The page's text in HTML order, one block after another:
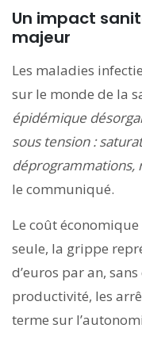
Un impact
majeur
Les maladies
sur le monde de la
épidémique
sous tension :
déprogrammations,
le communiqué.
Le coût
seule, la grippe
d’euros par an,
productivité, les
terme sur